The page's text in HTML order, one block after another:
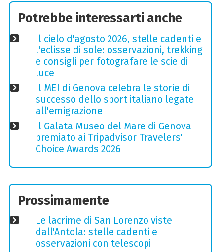
Potrebbe interessarti anche
Il cielo d'agosto 2026, stelle cadenti e
l'eclisse di sole: osservazioni, trekking
e consigli per fotografare le scie di
luce
Il MEI di Genova celebra le storie di
successo dello sport italiano legate
all'emigrazione
Il Galata Museo del Mare di Genova
premiato ai Tripadvisor Travelers'
Choice Awards 2026
Prossimamente
Le lacrime di San Lorenzo viste
dall'Antola: stelle cadenti e
osservazioni con telescopi